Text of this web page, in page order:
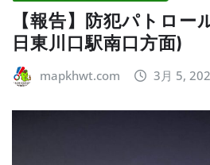
【報告】防犯パトロ
日東川口駅南口方面)
mapkhwt.com 3月 5,